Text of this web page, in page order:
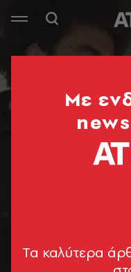
Mε
Tα καλύτερα